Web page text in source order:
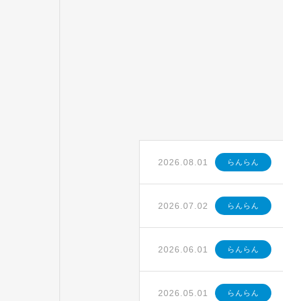
2026.08.01 らんらん
2026.07.02 らんらん
2026.06.01 らんらん
2026.05.01 らんらん